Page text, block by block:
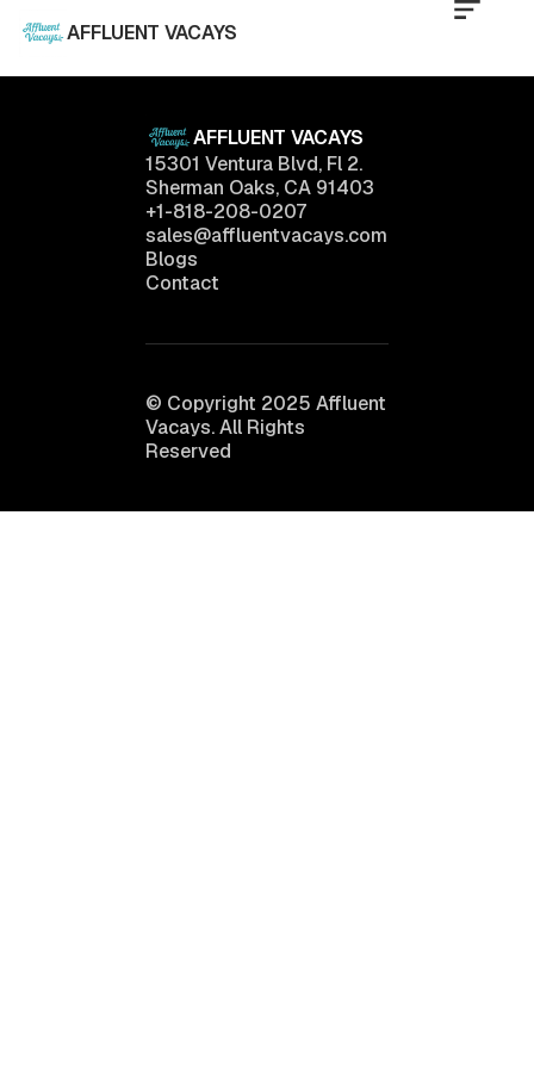
AFFLUENT VACAYS
AFFLUENT VACAYS
15301 Ventura Blvd, Fl 2.
Sherman Oaks, CA 91403
+1-818-208-0207
sales@affluentvacays.com
Blogs
Contact
© Copyright 2025 Affluent
Vacays. All Rights
Reserved